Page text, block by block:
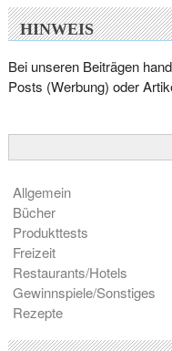
HINWEIS
Bei unseren Beiträgen
Posts (Werbung) oder
Allgemein
Bücher
Produkttests
Freizeit
Restaurants/Hotels
Gewinnspiele/Sonstiges
Rezepte